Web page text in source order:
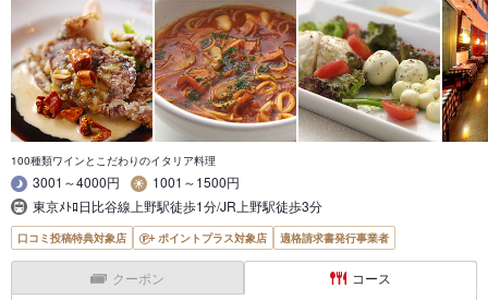
100種類ワインとこだわりのイタリア料理
3001～4000円
1001～1500円
東京ﾒﾄﾛ日比谷線上野駅徒歩1分/JR上野駅徒歩3分
口コミ投稿特典対象店 ポイントプラス対象店 適格請求書発行事業者
クーポン コース